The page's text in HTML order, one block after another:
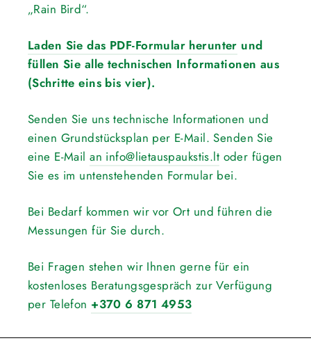
„Rain Bird“.
Laden Sie das PDF-Formular herunter und
füllen Sie alle technischen Informationen aus
(Schritte eins bis vier).
Senden Sie uns technische Informationen und
einen Grundstücksplan per E-Mail. Senden Sie
eine E-Mailan info@lietauspaukstis.lt oder fügen
Sie es im untenstehenden Formular bei.
Bei Bedarf kommen wir vor Ort und führen die
Messungen für Sie durch.
Bei Fragen stehen wir Ihnen gerne für ein
kostenloses Beratungsgespräch zur Verfügung
per Telefon +370 6 871 4953